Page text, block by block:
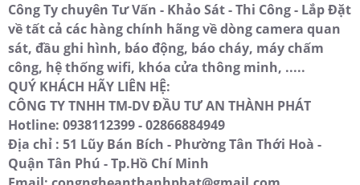
Công Ty chuyên Tư Vấn - Khảo Sát - Thi Công - Lắp Đặt
về tất cả các hàng chính hãng về dòng camera quan
sát, đầu ghi hình, báo động, báo cháy, máy chấm
công, hệ thống wifi, khóa cửa thông minh, .....
QUÝ KHÁCH HÃY LIÊN HỆ:
CÔNG TY TNHH TM-DV ĐẦU TƯ AN THÀNH PHÁT
Hotline: 0938112399 - 02866884949
Địa chỉ : 51 Lũy Bán Bích - Phường Tân Thới Hoà -
Quận Tân Phú - Tp.Hồ Chí Minh